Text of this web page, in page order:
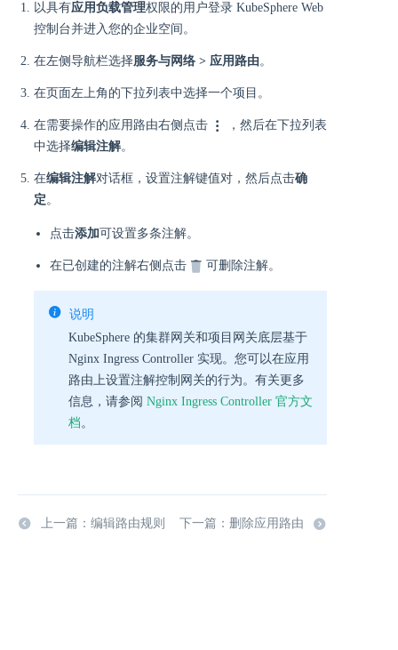
以具有应用负载管理权限的用户登录 KubeSphere Web
控制台并进入您的企业空间。
在左侧导航栏选择服务与网络 > 应用路由。
在页面左上角的下拉列表中选择一个项目。
在需要操作的应用路由右侧点击
，然后在下拉列表
中选择编辑注解。
在编辑注解对话框，设置注解键值对，然后点击确
定。
点击添加可设置多条注解。
在已创建的注解右侧点击 可删除注解。
说明
KubeSphere 的集群网关和项目网关底层基于
Nginx Ingress Controller 实现。您可以在应用
路由上设置注解控制网关的行为。有关更多
信息，请参阅 Nginx Ingress Controller 官方文
档。
上一篇：编辑路由规则 下一篇：删除应用路由